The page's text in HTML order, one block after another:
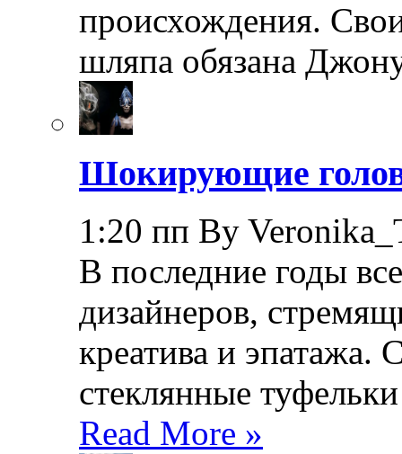
происхождения.
шляпа обязана
Шокирующие
1:20 пп By
В последние годы
дизайнеров,
креатива и эпатажа.
стеклянные
Read More »